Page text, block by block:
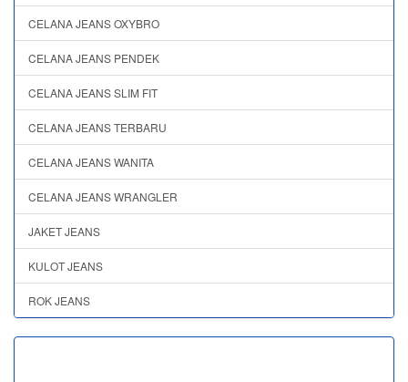
CELANA JEANS OXYBRO
CELANA JEANS PENDEK
CELANA JEANS SLIM FIT
CELANA JEANS TERBARU
CELANA JEANS WANITA
CELANA JEANS WRANGLER
JAKET JEANS
KULOT JEANS
ROK JEANS